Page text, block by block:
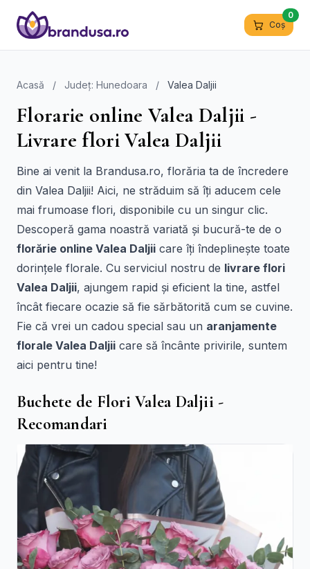
Coș
0
Acasă / Județ: Hunedoara / Valea Daljii
Florarie online Valea Daljii -
Livrare flori Valea Daljii
Bine ai venit la Brandusa.ro, florăria ta de încredere
din Valea Daljii! Aici, ne străduim să îți aducem cele
mai frumoase flori, disponibile cu un singur clic.
Descoperă gama noastră variată și bucură-te de o
florărie online Valea Daljii care îți îndeplinește toate
dorințele florale. Cu serviciul nostru de livrare flori
Valea Daljii, ajungem rapid și eficient la tine, astfel
încât fiecare ocazie să fie sărbătorită cum se cuvine.
Fie că vrei un cadou special sau un aranjamente
florale Valea Daljii care să încânte privirile, suntem
aici pentru tine!
Buchete de Flori Valea Daljii -
Recomandari